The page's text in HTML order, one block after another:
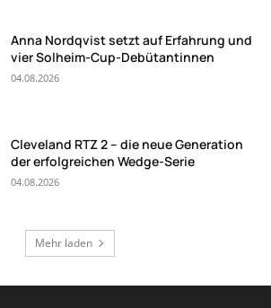
Anna Nordqvist setzt auf Erfahrung und
vier Solheim-Cup-Debütantinnen
04.08.2026
Cleveland RTZ 2 – die neue Generation
der erfolgreichen Wedge-Serie
04.08.2026
Mehr laden